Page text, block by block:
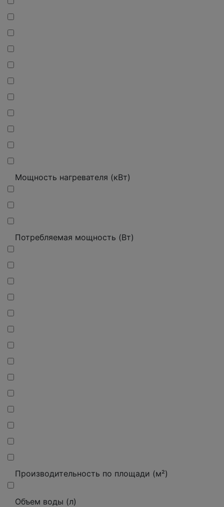
Мощность нагревателя (кВт)
Потребляемая мощность (Вт)
Производительность по площади (м²)
Объем воды (л)